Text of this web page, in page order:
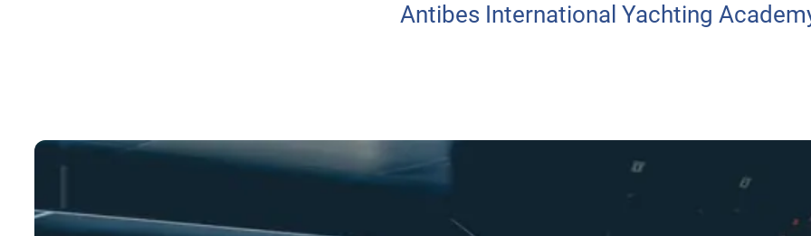
Antibes International Yachting